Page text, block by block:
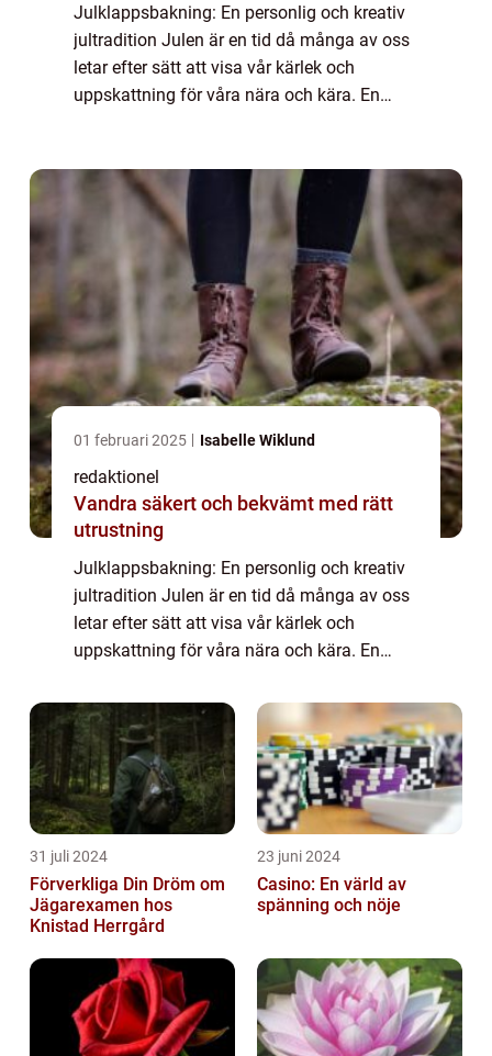
Julklappsbakning: En personlig och kreativ
jultradition Julen är en tid då många av oss
letar efter sätt att visa vår kärlek och
uppskattning för våra nära och kära. En
01 februari 2025 Isabelle Wiklund
redaktionel
Vandra säkert och bekvämt med rätt
utrustning
Julklappsbakning: En personlig och kreativ
jultradition Julen är en tid då många av oss
letar efter sätt att visa vår kärlek och
uppskattning för våra nära och kära. En
julklappar, men vad skulle kunna vara m...
31 juli 2024
Förverkliga Din Dröm om
Jägarexamen hos
Knistad Herrgård
23 juni 2024
Casino: En värld av
spänning och nöje